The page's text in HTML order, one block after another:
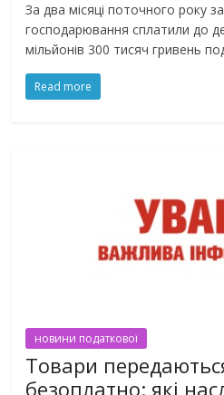
За два місяці поточного року
господарювання сплатили до
мільйонів 300 тисяч гривень
Read more
новини податкової
Товари
безоплатно: які